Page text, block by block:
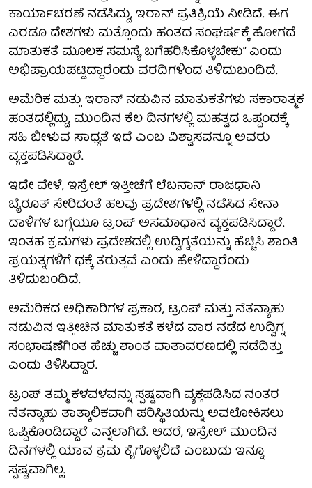
ಕಾರ್ಯಾಚರಣೆ ನಡೆಸಿದ್ದು, ಇರಾನ್ ಪ್ರತಿಕ್ರಿಯೆ ನೀಡಿದೆ. ಈಗ
ಎರಡೂ ದೇಶಗಳು ಮತ್ತೊಂದು ಹಂತದ ಸಂಘರ್ಷಕ್ಕೆ ಹೋಗದೆ
ಮಾತುಕತೆ ಮೂಲಕ ಸಮಸ್ಯೆ ಬಗೆಹರಿಸಿಕೊಳ್ಳಬೇಕು” ಎಂದು
ಅಭಿಪ್ರಾಯಪಟ್ಟಿದ್ದಾರೆಂದು ವರದಿಗಳಿಂದ ತಿಳಿದುಬಂದಿದೆ.
ಅಮೆರಿಕ ಮತ್ತು ಇರಾನ್ ನಡುವಿನ ಮಾತುಕತೆಗಳು ಸಕಾರಾತ್ಮಕ
ಹಂತದಲ್ಲಿದ್ದು, ಮುಂದಿನ ಕೆಲ ದಿನಗಳಲ್ಲಿ ಮಹತ್ವದ ಒಪ್ಪಂದಕ್ಕೆ
ಸಹಿ ಬೀಳುವ ಸಾಧ್ಯತೆ ಇದೆ ಎಂಬ ವಿಶ್ವಾಸವನ್ನೂ ಅವರು
ವ್ಯಕ್ತಪಡಿಸಿದ್ದಾರೆ.
ಇದೇ ವೇಳೆ, ಇಸ್ರೇಲ್ ಇತ್ತೀಚೆಗೆ ಲೆಬನಾನ್ ರಾಜಧಾನಿ
ಬೈರೂತ್ ಸೇರಿದಂತೆ ಹಲವು ಪ್ರದೇಶಗಳಲ್ಲಿ ನಡೆಸಿದ ಸೇನಾ
ದಾಳಿಗಳ ಬಗ್ಗೆಯೂ ಟ್ರಂಪ್ ಅಸಮಾಧಾನ ವ್ಯಕ್ತಪಡಿಸಿದ್ದಾರೆ.
ಇಂತಹ ಕ್ರಮಗಳು ಪ್ರದೇಶದಲ್ಲಿ ಉದ್ವಿಗ್ನತೆಯನ್ನು ಹೆಚ್ಚಿಸಿ ಶಾಂತಿ
ಪ್ರಯತ್ನಗಳಿಗೆ ಧಕ್ಕೆ ತರುತ್ತವೆ ಎಂದು ಹೇಳಿದ್ದಾರೆಂದು
ತಿಳಿದುಬಂದಿದೆ.
ಅಮೆರಿಕದ ಅಧಿಕಾರಿಗಳ ಪ್ರಕಾರ, ಟ್ರಂಪ್ ಮತ್ತು ನೆತನ್ಯಾಹು
ನಡುವಿನ ಇತ್ತೀಚಿನ ಮಾತುಕತೆ ಕಳೆದ ವಾರ ನಡೆದ ಉದ್ವಿಗ್ನ
ಸಂಭಾಷಣೆಗಿಂತ ಹೆಚ್ಚು ಶಾಂತ ವಾತಾವರಣದಲ್ಲಿ ನಡೆದಿತ್ತು
ಎಂದು ತಿಳಿಸಿದ್ದಾರ.
ಟ್ರಂಪ್ ತಮ್ಮ ಕಳವಳವನ್ನು ಸ್ಪಷ್ಟವಾಗಿ ವ್ಯಕ್ತಪಡಿಸಿದ ನಂತರ
ನೆತನ್ಯಾಹು ತಾತ್ಕಾಲಿಕವಾಗಿ ಪರಿಸ್ಥಿತಿಯನ್ನು ಅವಲೋಕಿಸಲು
ಒಪ್ಪಿಕೊಂಡಿದ್ದಾರೆ ಎನ್ನಲಾಗಿದೆ. ಆದರೆ, ಇಸ್ರೇಲ್ ಮುಂದಿನ
ದಿನಗಳಲ್ಲಿ ಯಾವ ಕ್ರಮ ಕೈಗೊಳ್ಳಲಿದೆ ಎಂಬುದು ಇನ್ನೂ
ಸ್ಪಷ್ಟವಾಗಿಲ್ಲ.